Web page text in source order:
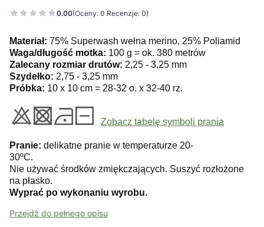
0.00(Oceny: 0 Recenzje: 0)
Materiał: 75% Superwash wełna merino, 25% Poliamid
Waga/długość motka: 100 g = ok. 380 metrów
Zalecany rozmiar drutów: 2,25 - 3,25 mm
Szydełko: 2,75 - 3,25 mm
Próbka: 10 x 10 cm = 28-32 o. x 32-40 rz.
Zobacz tabelę symboli prania
Pranie: delikatne pranie w temperaturze 20-
30ºC.
Nie używać środków zmiękczających. Suszyć rozłożone
na płasko.
Wyprać po wykonaniu wyrobu.
Przejdź do pełnego opisu